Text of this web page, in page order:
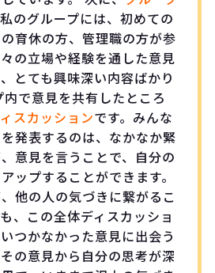
のグループには、初めての
育休の方、管理職の方が参
の立場や経験を通した意見
とても興味深い内容ばかり
で意見を共有したところ
スカッションです。みんな
発表するのは、なかなか緊
意見を言うことで、自分の
ップすることができます。
他の人の気づきに繋がるこ
、この全体ディスカッショ
つかなかった意見に出会う
の意見から自分の思考が深